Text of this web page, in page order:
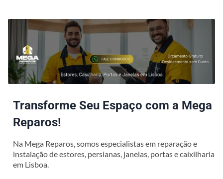
Transforme Seu Espaço com a Mega
Reparos!
Na Mega Reparos, somos especialistas em reparação e
instalação de estores, persianas, janelas, portas e caixilharia
em Lisboa.